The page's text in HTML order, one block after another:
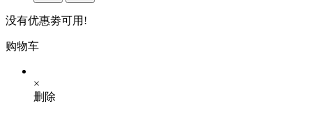
没有优惠劵可用!
购物车
×
删除